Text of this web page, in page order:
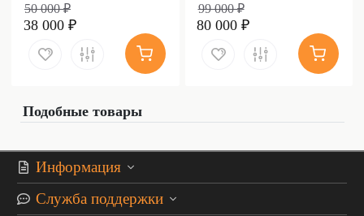
50 000 ₽
38 000 ₽
99 000 ₽
80 000 ₽
Подобные товары
Информация
Служба поддержки